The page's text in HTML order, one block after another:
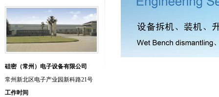
硅密（常州）电子设备有限公司
常州新北区电子产业园新科路21号
工作时间